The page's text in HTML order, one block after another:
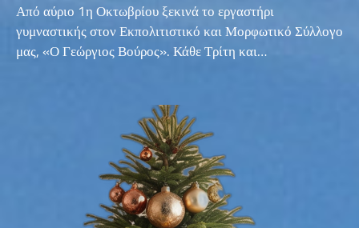
Από αύριο 1η Οκτωβρίου ξεκινά το εργαστήρι
γυμναστικής στον Εκπολιτιστικό και Μορφωτικό Σύλλογο
μας, «Ο Γεώργιος Βούρος». Κάθε Τρίτη και…